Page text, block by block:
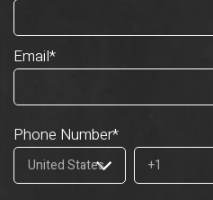
Email*
Phone Number*